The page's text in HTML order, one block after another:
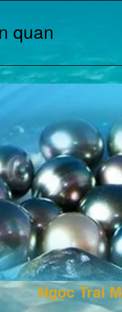
quan
Ngọc Trai